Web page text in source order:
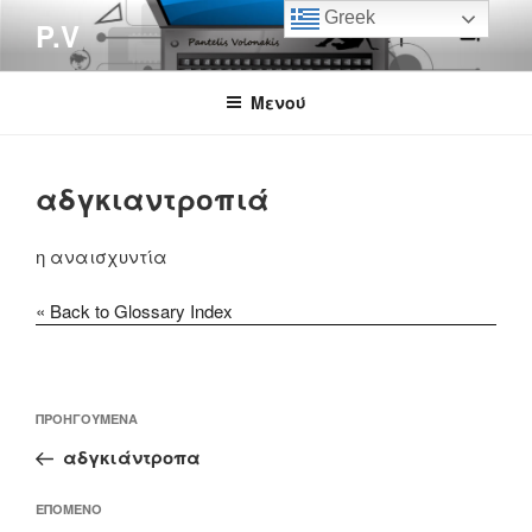
περιεχόμενο
P.V
Μενού
αδγκιαντροπιά
η αναισχυντία
« Back to Glossary Index
άρθρων
Προηγούμενο
άρθρο
ΠΡΟΗΓΟΎΜΕΝΑ
αδγκιάντροπα
Επόμενο
ΕΠΌΜΕΝΟ
Greek